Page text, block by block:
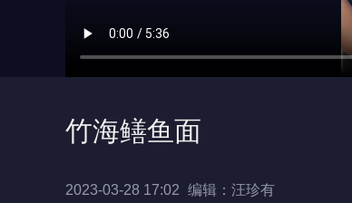
竹海鳝鱼面
2023-03-28 17:02 编辑：汪珍有